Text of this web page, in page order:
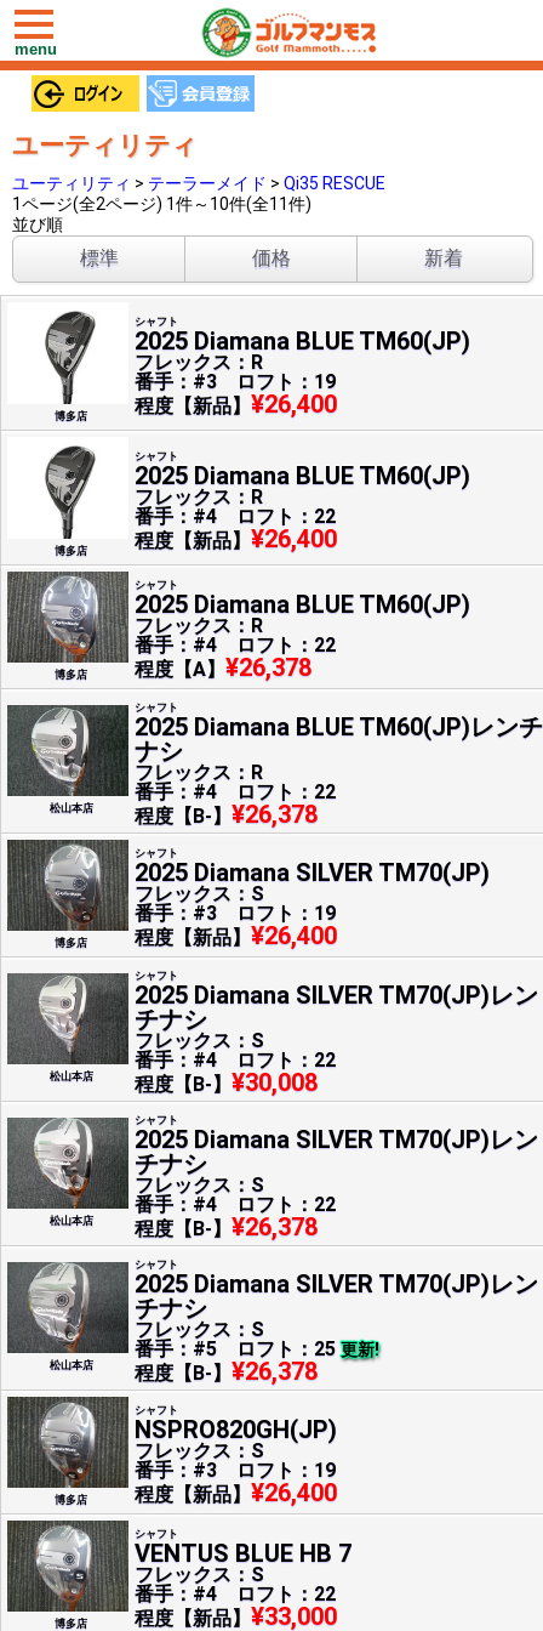
toggle
navigation
menu
ユーティリティ
ユーティリティ > テーラーメイド > Qi35 RESCUE
1ページ(全2ページ) 1件～10件(全11件)
並び順
標準 価格 新着
博多店
シャフト
2025 Diamana BLUE TM60(JP)
フレックス：R
番手：#3 ロフト：19
程度【新品】 ¥26,400
博多店
シャフト
2025 Diamana BLUE TM60(JP)
フレックス：R
番手：#4 ロフト：22
程度【新品】 ¥26,400
博多店
シャフト
2025 Diamana BLUE TM60(JP)
フレックス：R
番手：#4 ロフト：22
程度【A】 ¥26,378
松山本店
シャフト
2025 Diamana BLUE TM60(JP)レンチ
ナシ
フレックス：R
番手：#4 ロフト：22
程度【B-】 ¥26,378
博多店
シャフト
2025 Diamana SILVER TM70(JP)
フレックス：S
番手：#3 ロフト：19
程度【新品】 ¥26,400
松山本店
シャフト
2025 Diamana SILVER TM70(JP)レン
チナシ
フレックス：S
番手：#4 ロフト：22
程度【B-】 ¥30,008
松山本店
シャフト
2025 Diamana SILVER TM70(JP)レン
チナシ
フレックス：S
番手：#4 ロフト：22
程度【B-】 ¥26,378
松山本店
シャフト
2025 Diamana SILVER TM70(JP)レン
チナシ
フレックス：S
番手：#5 ロフト：25更新!
程度【B-】 ¥26,378
博多店
シャフト
NSPRO820GH(JP)
フレックス：S
番手：#3 ロフト：19
程度【新品】 ¥26,400
博多店
シャフト
VENTUS BLUE HB 7
フレックス：S
番手：#4 ロフト：22
程度【新品】 ¥33,000